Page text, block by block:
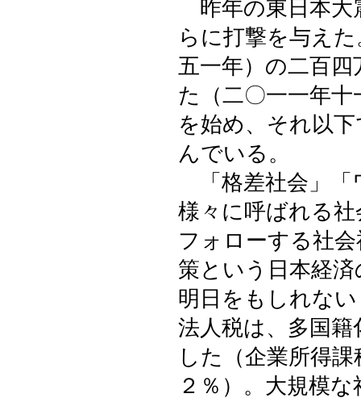
昨年の東日本大
らに打撃を与え
五一年）の二百
た（二〇一一年
を始め、それ以
んでいる。
「格差社会」「
様々に呼ばれる
フォローする社
策という日本経
明日をもしれな
法人税は、多国
した（企業所得
２％）。大規模